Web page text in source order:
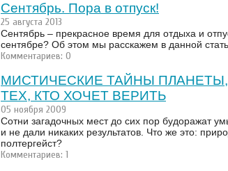
Сентябрь. Пора в отпуск!
25 августа 2013
Сентябрь – прекрасное время для отдыха и
сентябре? Об этом мы расскажем в данной
Комментариев: 0
МИСТИЧЕСКИЕ ТАЙНЫ
ТЕХ, КТО ХОЧЕТ ВЕРИТЬ
05 ноября 2009
Сотни загадочных мест до сих пор будоражат
и не дали никаких результатов. Что же это:
полтергейст?
Комментариев: 1